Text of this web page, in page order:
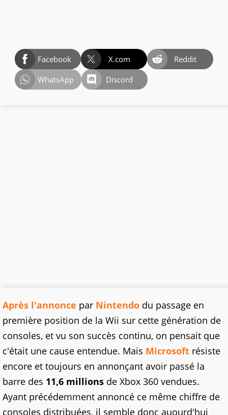
Facebook X.com
Reddit
WhatsApp
Discord
Après l'annonce par Nintendo du passage en
première position de la Wii sur cette génération de
consoles, et vu son succès continu, on pensait que
c'était une cause entendue. Mais Microsoft résiste
encore et toujours en annonçant avoir passé la
barre des 11,6 millions de Xbox 360 vendues.
Ayant précédemment annoncé ce même chiffre de
consoles distribuées, il semble donc auourd'hui